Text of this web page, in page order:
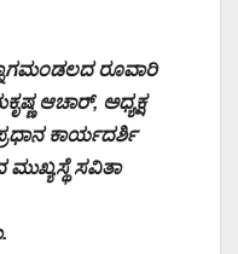
ರೂವಾರಿ
ಆಚಾರ್‌, ಅಧ್ಯಕ್ಷ
ಕಾರ್ಯದರ್ಶಿ
ಮುಖ್ಯಸ್ಥೆ ಸವಿತಾ